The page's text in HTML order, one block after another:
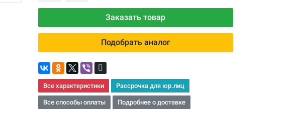
Заказать товар
Подобрать аналог
Все характеристики Рассрочка для юр.лиц
Все способы оплаты Подробнее о доставке